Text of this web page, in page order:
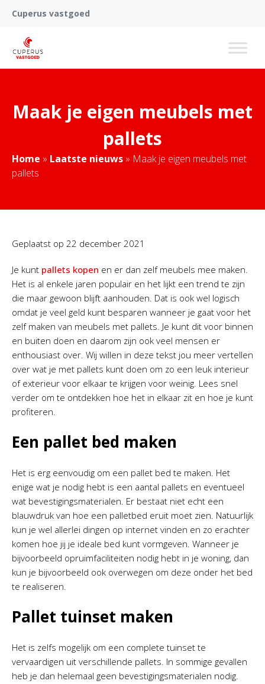
Cuperus vastgoed
Maak je eigen meubels met
pallets
Home » Laatste nieuws » Maak je eigen meubels met
pallets
Geplaatst op 22 december 2021
Je kunt pallets kopen en er dan zelf meubels mee maken.
Het is al enkele jaren populair en het lijkt een trend te zijn
die maar gewoon blijft aanhouden. Dat is ook wel logisch
omdat je veel geld kunt besparen wanneer je gaat voor het
zelf maken van meubels met pallets. Je kunt dit voor binnen
en buiten doen en daarom zijn ook veel mensen er
enthousiast over. Wij willen in deze tekst jou meer vertellen
over wat je met pallets kunt doen om zo een leuk interieur
of exterieur voor elkaar te krijgen voor weinig. Lees snel
verder om te ontdekken hoe het in elkaar zit en hoe je kunt
profiteren.
Een pallet bed maken
Het is erg eenvoudig om een pallet bed te maken. Het
enige wat je nodig hebt is een aantal pallets en eventueel
wat bevestigingsmaterialen. Er bestaat niet echt een
blauwdruk van hoe een palletbed eruit moet zien. Natuurlijk
kun je wel allerlei dingen op internet vinden en zo erachter
komen hoe jij je ideale bed kunt vormgeven. Wanneer je
bijvoorbeeld opruimfaciliteiten nodig hebt in je woning, dan
kun je bijvoorbeeld ook overwegen om deze onder het bed
te realiseren.
Pallet tuinset maken
Het is zelfs mogelijk om een complete tuinset te
vervaardigen uit verschillende pallets. In sommige gevallen
heb je dan helemaal geen bevestigingsmaterialen nodig.